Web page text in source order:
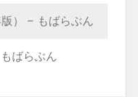
） – もばらぶん
ばらぶん